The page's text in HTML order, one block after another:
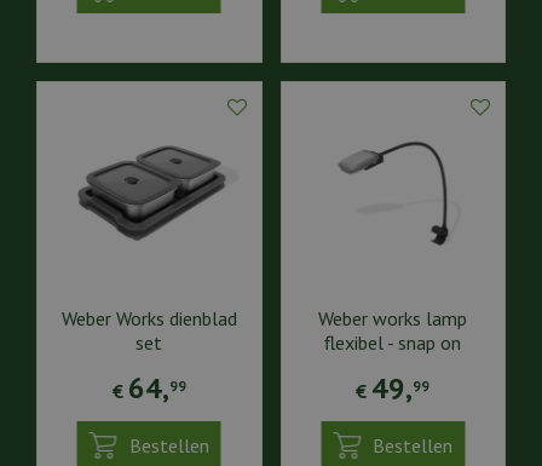
Weber Works dienblad
set
€ 64,99
Bestellen
Weber works lamp
flexibel - snap on
€ 49,99
Bestellen